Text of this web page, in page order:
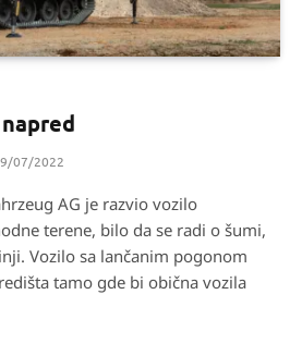
07/2022
AG je razvio vozilo
terene, bilo da se radi o šumi,
Vozilo sa lančanim pogonom
tamo gde bi obična vozila